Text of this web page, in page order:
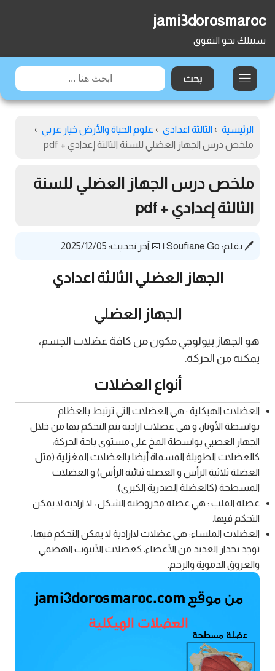
jami3dorosmaroc
سبيلك نحو التفوق
الرئيسية › الثالثة اعدادي › علوم الحياة والأرض خيار عربي ›
ملخص درس الجهاز العضلي للسنة الثالثة إعدادي + pdf
ملخص درس الجهاز العضلي للسنة
الثالثة إعدادي + pdf
🖊️ بقلم: Soufiane Go
| 📅 آخر تحديث: 2025/12/05
الجهاز العضلي الثالثة اعدادي
الجهاز العضلي
هو الجهاز بيولوجي مكون من كافة عضلات الجسم،
يمكنه من الحركة.
أنواع العضلات
العضلات الهيكلية : هي العضلات التي ترتبط بالعظام
بواسطة الأوتار، و هي عضلات ارادية يتم التحكم بها من خلال
الجهاز العصبي بواسطة المخ على مستوى باحة الحركة،
كالعضلات الطويلة المسماة أيضا بالعضلات المغزلية (مثل
العضلة ثلاثية الرأس و العضلة ثنائية الرأس) و العضلات
المسطحة (كالعضلة الصدرية الكبرى).
عضلة القلب : هي عضلة مخروطية الشكل ، لا ارادية لا يمكن
التحكم فيها.
العضلات الملساء: هي عضلات لاارادية لا يمكن التحكم فيها ،
توجد بجدار العديد من الأعضاء، كعضلات الأنبوب الهضمي
والعروق الدموية والرحم.